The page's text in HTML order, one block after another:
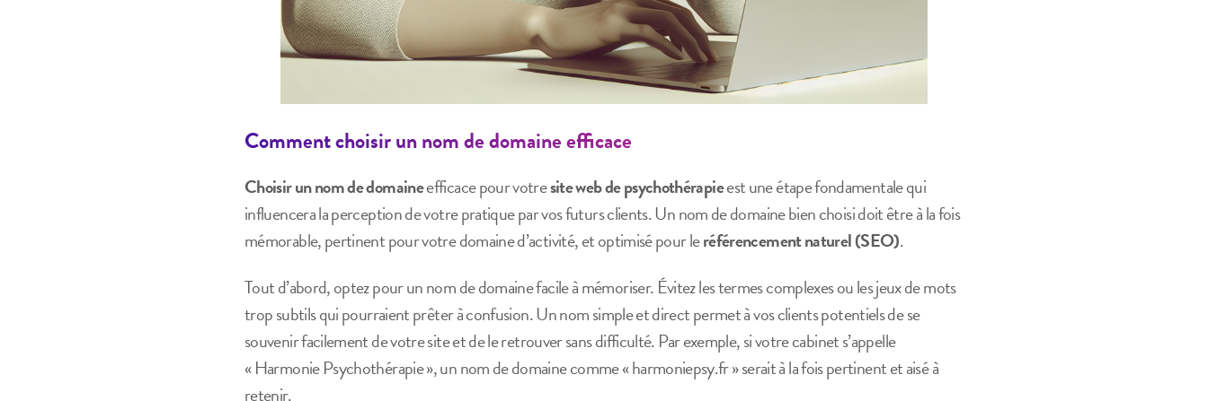
Comment choisir un nom de domaine efficace
Choisir un nom de domaineefficace pour votresite web de psychothérapieest une étape fondamentale qui
influencera la perception de votre pratique par vos futurs clients. Un nom de domaine bien choisi doit être à la fois
mémorable, pertinent pour votre domaine d’activité, et optimisé pour leréférencement naturel (SEO).
Tout d’abord, optez pour un nom de domaine facile à mémoriser. Évitez les termes complexes ou les jeux de mots
trop subtils qui pourraient prêter à confusion. Un nom simple et direct permet à vos clients potentiels de se
souvenir facilement de votre site et de le retrouver sans difficulté. Par exemple, si votre cabinet s’appelle
« Harmonie Psychothérapie », un nom de domaine comme « harmoniepsy.fr » serait à la fois pertinent et aisé à
retenir.